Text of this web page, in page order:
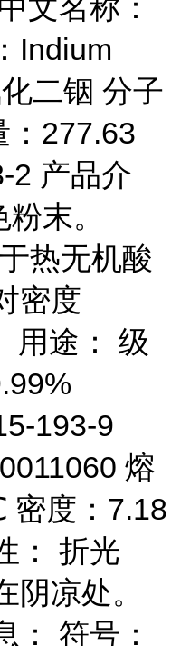
文名称：
Indium
二铟 分子
：277.63
2 产品介
末。
热无机酸
密度
用途： 级
193-9
熔
密度：7.18
： 折光
凉处。
： 符号：